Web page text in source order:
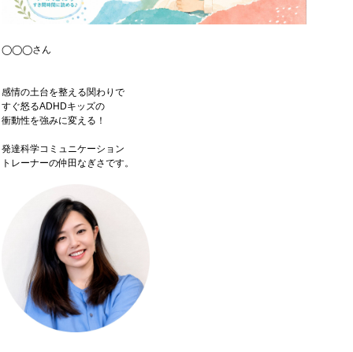
◯◯◯さん
感情の土台を整える関わりで
すぐ怒るADHDキッズの
衝動性を強みに変える！
発達科学コミュニケーション
トレーナーの仲田なぎさです。